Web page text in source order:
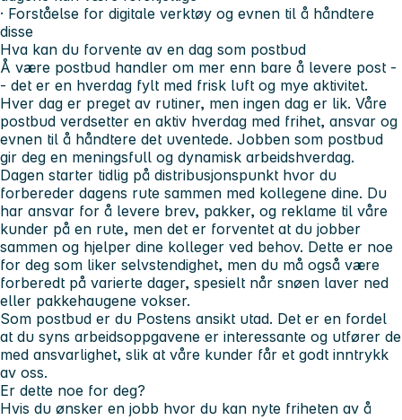
· Forståelse for digitale verktøy og evnen til å håndtere
disse
Hva kan du forvente av en dag som postbud
Å være postbud handler om mer enn bare å levere post -
- det er en hverdag fylt med frisk luft og mye aktivitet.
Hver dag er preget av rutiner, men ingen dag er lik. Våre
postbud verdsetter en aktiv hverdag med frihet, ansvar og
evnen til å håndtere det uventede. Jobben som postbud
gir deg en meningsfull og dynamisk arbeidshverdag.
Dagen starter tidlig på distribusjonspunkt hvor du
forbereder dagens rute sammen med kollegene dine. Du
har ansvar for å levere brev, pakker, og reklame til våre
kunder på en rute, men det er forventet at du jobber
sammen og hjelper dine kolleger ved behov. Dette er noe
for deg som liker selvstendighet, men du må også være
forberedt på varierte dager, spesielt når snøen laver ned
eller pakkehaugene vokser.
Som postbud er du Postens ansikt utad. Det er en fordel
at du syns arbeidsoppgavene er interessante og utfører de
med ansvarlighet, slik at våre kunder får et godt inntrykk
av oss.
Er dette noe for deg?
Hvis du ønsker en jobb hvor du kan nyte friheten av å